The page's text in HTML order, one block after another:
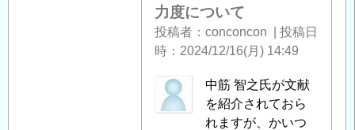
Re:
力度について
投稿者 conconcon
投稿日
時
2024/12/16(月) 14:49
匿
名
中筋 智之氏が文献
を紹介されておら
れますが、かいつ